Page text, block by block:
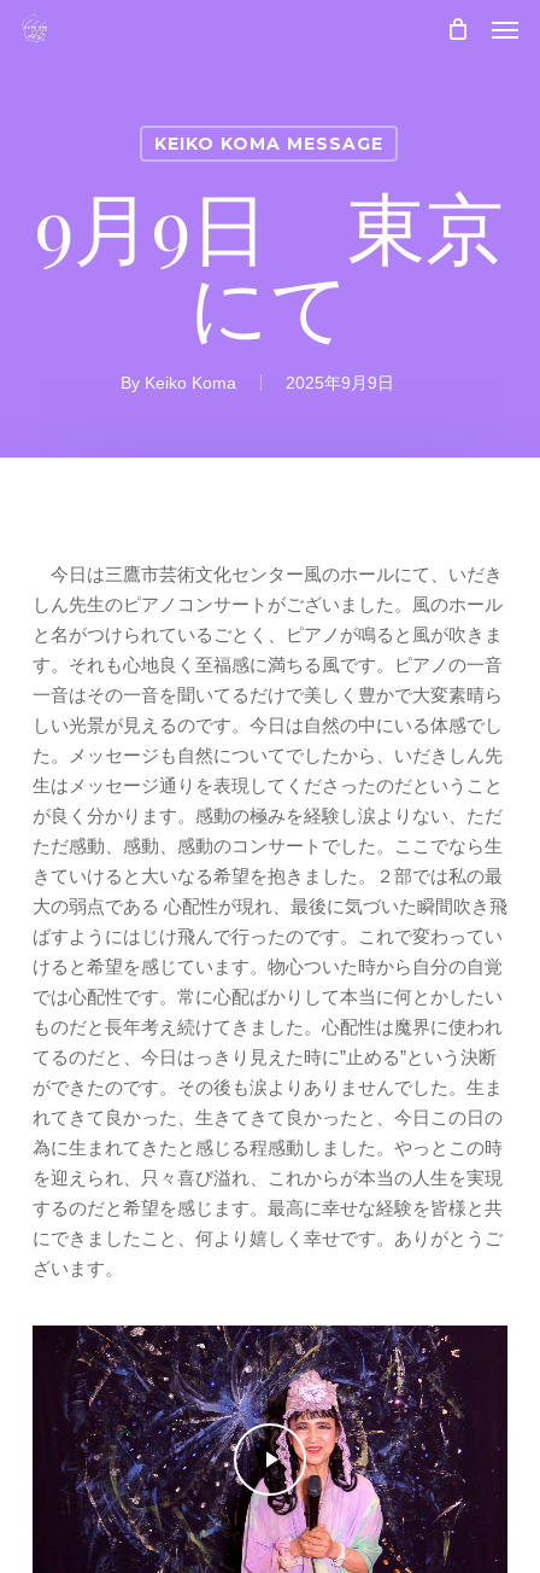
Skip
KEIKO KOMA MESSAGE
9月9日 東京
にて
By Keiko Koma 2025年9月9日
今日は三鷹市芸術文化センター風のホールにて、いだき
しん先生のピアノコンサートがございました。風のホール
と名がつけられているごとく、ピアノが鳴ると風が吹きま
す。それも心地良く至福感に満ちる風です。ピアノの一音
一音はその一音を聞いてるだけで美しく豊かで大変素晴ら
しい光景が見えるのです。今日は自然の中にいる体感でし
た。メッセージも自然についてでしたから、いだきしん先
生はメッセージ通りを表現してくださったのだということ
が良く分かります。感動の極みを経験し涙よりない、ただ
ただ感動、感動、感動のコンサートでした。ここでなら生
きていけると大いなる希望を抱きました。２部では私の最
大の弱点である 心配性が現れ、最後に気づいた瞬間吹き飛
ばすようにはじけ飛んで行ったのです。これで変わってい
けると希望を感じています。物心ついた時から自分の自覚
では心配性です。常に心配ばかりして本当に何とかしたい
ものだと長年考え続けてきました。心配性は魔界に使われ
てるのだと、今日はっきり見えた時に”止める”という決断
ができたのです。その後も涙よりありませんでした。生ま
れてきて良かった、生きてきて良かったと、今日この日の
為に生まれてきたと感じる程感動しました。やっとこの時
を迎えられ、只々喜び溢れ、これからが本当の人生を実現
するのだと希望を感じます。最高に幸せな経験を皆様と共
にできましたこと、何より嬉しく幸せです。ありがとうご
ざいます。
Play Video
Play Video